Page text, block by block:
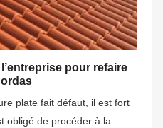
pour refaire
plate fait défaut, il est fort
obligé de procéder à la